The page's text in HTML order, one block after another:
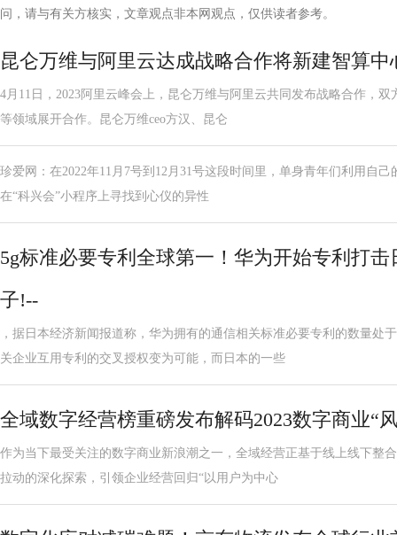
问，请与有关方核实，文章观点非本网观点，仅供读者参考。
昆仑万维与阿里云达成战略合作将新建智算
4月11日，2023阿里云峰会上，昆仑万维与阿里云共同发布战略合作，
等领域展开合作。昆仑万维ceo方汉、昆仑
珍爱网：在2022年11月7号到12月31号这段时间里，单身青年们利用自
在“科兴会”小程序上寻找到心仪的异性
5g标准必要专利全球第一！华为开始专利打
子!--
，据日本经济新闻报道称，华为拥有的通信相关标准必要专利的数量处
关企业互用专利的交叉授权变为可能，而日本的一些
全域数字经营榜重磅发布解码2023数字商业“
作为当下最受关注的数字商业新浪潮之一，全域经营正基于线上线下整
拉动的深化探索，引领企业经营回归“以用户为中心